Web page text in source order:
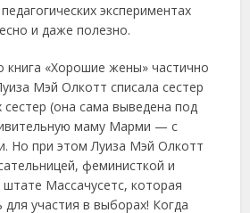
экспериментах
и даже полезно.
книга «Хорошие жены» частично
Мэй Олкотт списала сестер
(она сама выведена под
маму Марми — с
Но при этом Луиза Мэй Олкотт
феминисткой и
Массачусетс, которая
для участия в выборах! Когда